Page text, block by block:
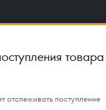
товара
отслеживать поступление